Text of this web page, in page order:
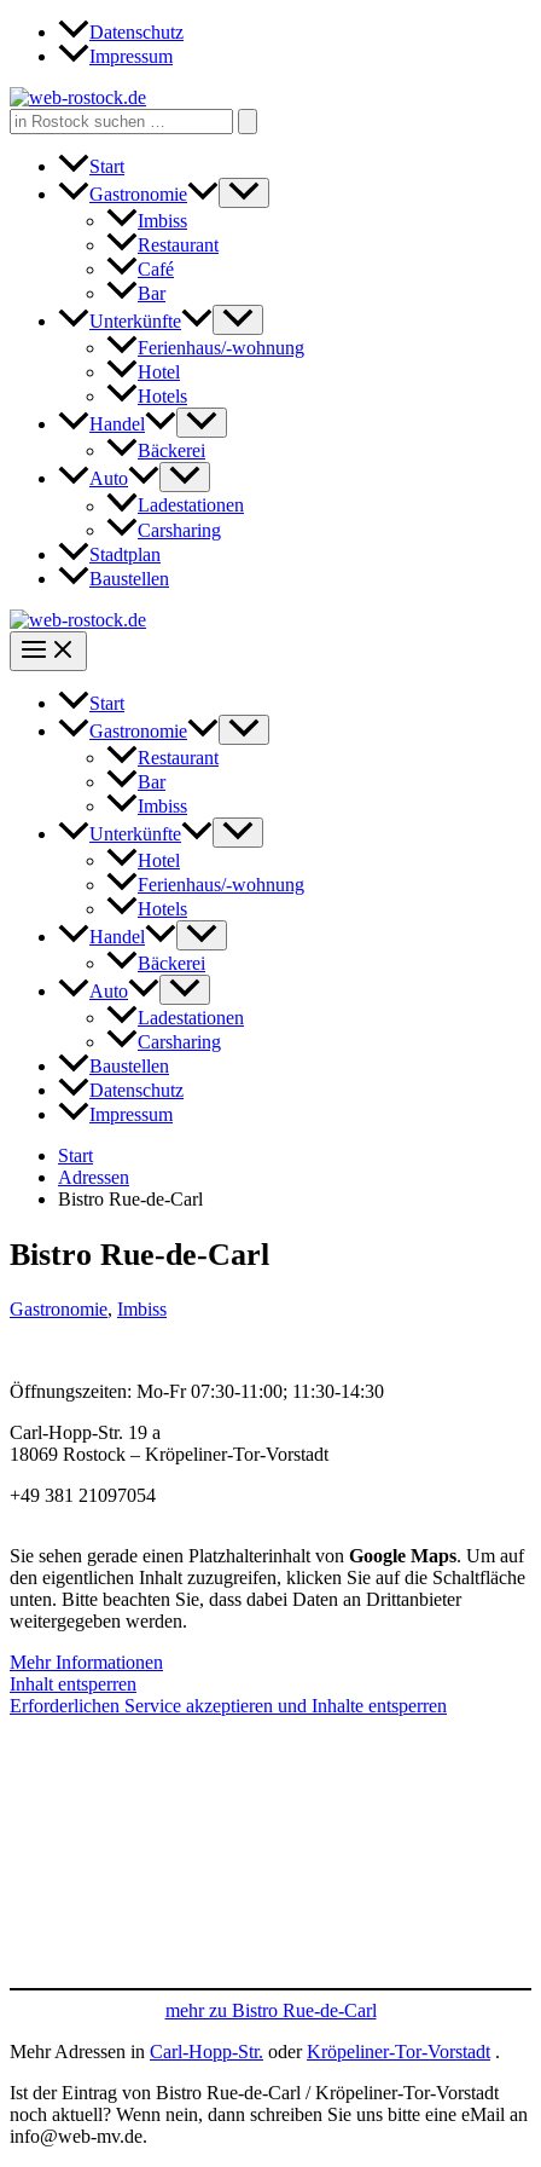
Zum
Inhalt
Datenschutz
Impressum
Search
for:
Start
Gastronomie
Imbiss
Restaurant
Café
Bar
Unterkünfte
Ferienhaus/-wohnung
Hotel
Hotels
Handel
Bäckerei
Auto
Ladestationen
Carsharing
Stadtplan
Baustellen
Start
Gastronomie
Restaurant
Bar
Imbiss
Unterkünfte
Hotel
Ferienhaus/-wohnung
Hotels
Handel
Bäckerei
Auto
Ladestationen
Carsharing
Baustellen
Datenschutz
Impressum
Start
Adressen
Bistro Rue-de-Carl
Bistro Rue-de-Carl
Gastronomie, Imbiss
Öffnungszeiten: Mo-Fr 07:30-11:00; 11:30-14:30
Carl-Hopp-Str. 19 a
18069 Rostock – Kröpeliner-Tor-Vorstadt
+49 381 21097054
Sie sehen gerade einen Platzhalterinhalt von Google Maps. Um auf
den eigentlichen Inhalt zuzugreifen, klicken Sie auf die Schaltfläche
unten. Bitte beachten Sie, dass dabei Daten an Drittanbieter
weitergegeben werden.
Mehr Informationen
Inhalt entsperren
Erforderlichen Service akzeptieren und Inhalte entsperren
mehr zu Bistro Rue-de-Carl
Mehr Adressen in Carl-Hopp-Str. oderKröpeliner-Tor-Vorstadt .
Ist der Eintrag von Bistro Rue-de-Carl / Kröpeliner-Tor-Vorstadt
noch aktuell? Wenn nein, dann schreiben Sie uns bitte eine eMail an
info@web-mv.de.